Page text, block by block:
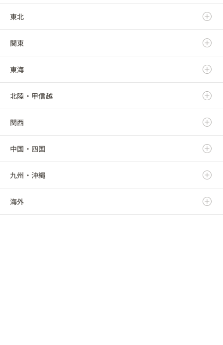
北海道
東北
青森県
岩手県
宮城県
秋田県
山形県
福島県
関東
茨城県
栃木県
群馬県
埼玉県
千葉県
東京都
東海
岐阜県
静岡県
愛知県
三重県
北陸・甲信越
新潟県
富山県
石川県
福井県
関西
滋賀県
京都府
大阪府
中国・四国
鳥取県
島根県
九州・沖縄
福岡県
海外